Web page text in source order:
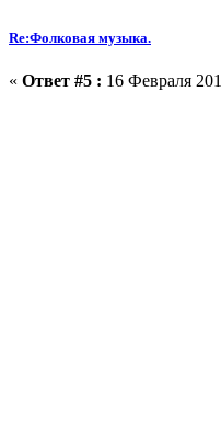
Re:Фолковая музыка.
« Ответ #5 : 16 Февраля